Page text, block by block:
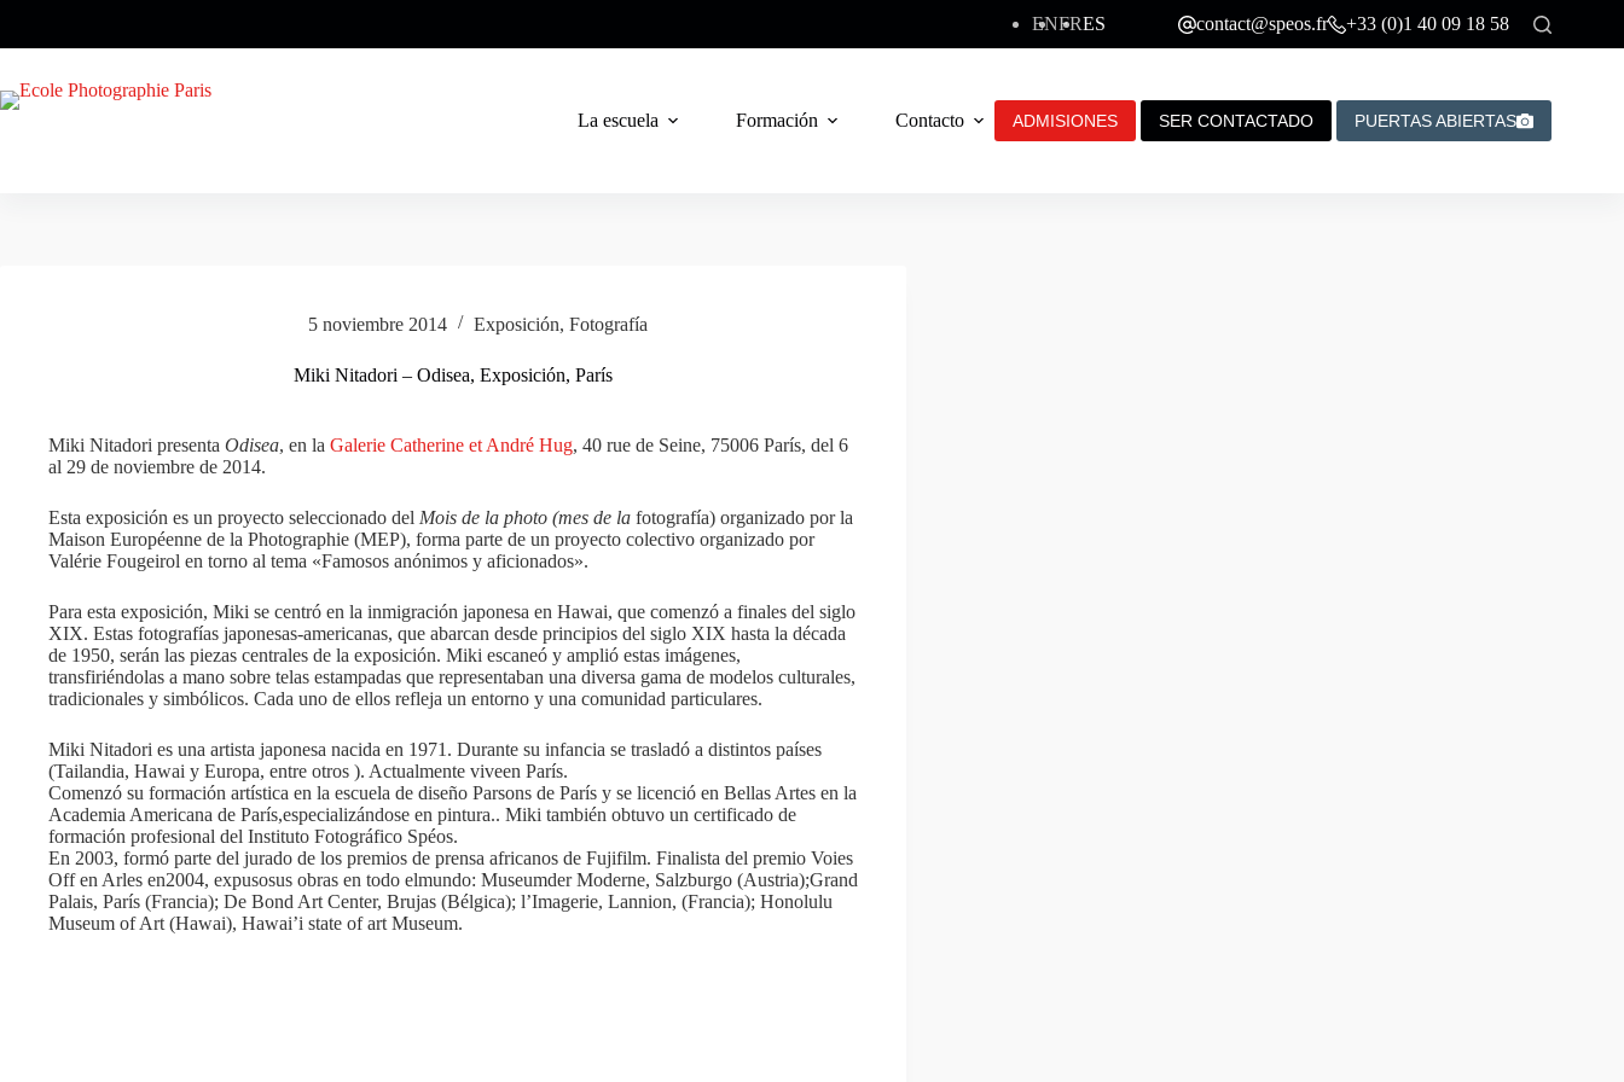
contenido
ENFRES contact@speos.fr +33 (0)1 40 09 18 58
La escuela Formación Contacto ADMISIONES SER CONTACTADO PUERTAS ABIERTAS
5 noviembre 2014 Exposición, Fotografía
Miki Nitadori – Odisea, Exposición, París
Miki Nitadori presenta Odisea, en la Galerie Catherine et André Hug, 40 rue de Seine, 75006 París, del 6
al 29 de noviembre de 2014.
Esta exposición es un proyecto seleccionado del Mois de la photo (mes de la fotografía) organizado por la
Maison Européenne de la Photographie (MEP), forma parte de un proyecto colectivo organizado por
Valérie Fougeirol en torno al tema «Famosos anónimos y aficionados».
Para esta exposición, Miki se centró en la inmigración japonesa en Hawai, que comenzó a finales del siglo
XIX. Estas fotografías japonesas-americanas, que abarcan desde principios del siglo XIX hasta la década
de 1950, serán las piezas centrales de la exposición. Miki escaneó y amplió estas imágenes,
transfiriéndolas a mano sobre telas estampadas que representaban una diversa gama de modelos culturales,
tradicionales y simbólicos. Cada uno de ellos refleja un entorno y una comunidad particulares.
Miki Nitadori es una artista japonesa nacida en 1971. Durante su infancia se trasladó a distintos países
(Tailandia, Hawai y Europa, entre otros ). Actualmente viveen París.
Comenzó su formación artística en la escuela de diseño Parsons de París y se licenció en Bellas Artes en la
Academia Americana de París,especializándose en pintura.. Miki también obtuvo un certificado de
formación profesional del Instituto Fotográfico Spéos.
En 2003, formó parte del jurado de los premios de prensa africanos de Fujifilm. Finalista del premio Voies
Off en Arles en2004, expusosus obras en todo elmundo: Museumder Moderne, Salzburgo (Austria);Grand
Palais, París (Francia); De Bond Art Center, Brujas (Bélgica); l’Imagerie, Lannion, (Francia); Honolulu
Museum of Art (Hawai), Hawai’i state of art Museum.